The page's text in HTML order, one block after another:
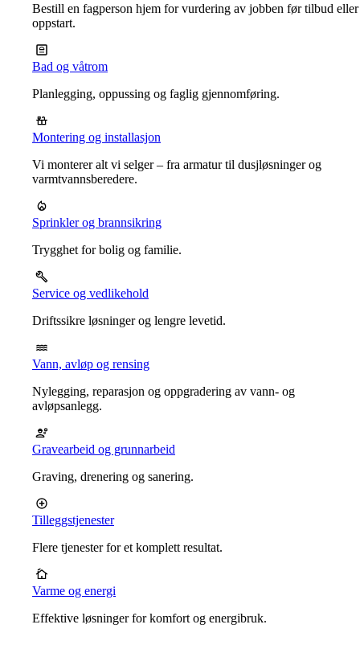
Bestill en fagperson hjem for vurdering av jobben før tilbud eller
oppstart.
Bad og våtrom
Planlegging, oppussing og faglig gjennomføring.
Montering og installasjon
Vi monterer alt vi selger – fra armatur til dusjløsninger og
varmtvannsberedere.
Sprinkler og brannsikring
Trygghet for bolig og familie.
Service og vedlikehold
Driftssikre løsninger og lengre levetid.
Vann, avløp og rensing
Nylegging, reparasjon og oppgradering av vann- og
avløpsanlegg.
Gravearbeid og grunnarbeid
Graving, drenering og sanering.
Tilleggstjenester
Flere tjenester for et komplett resultat.
Varme og energi
Effektive løsninger for komfort og energibruk.